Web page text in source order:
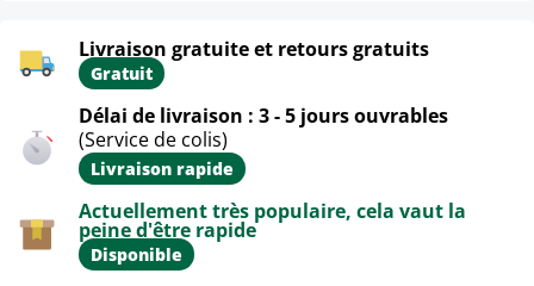
Livraison gratuite et retours gratuits
Gratuit
Délai de livraison : 3 - 5 jours ouvrables
(Service de colis)
Livraison rapide
Actuellement très populaire, cela vaut la
peine d'être rapide
Disponible